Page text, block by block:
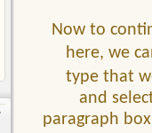
Now to
here, we
type that
and
paragraph